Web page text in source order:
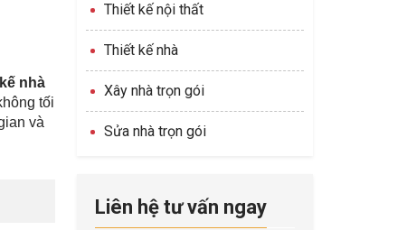
nhà
tối
và
Thiết kế nội thất
Thiết kế nhà
Xây nhà trọn gói
Sửa nhà trọn gói
Liên hệ tư vấn ngay